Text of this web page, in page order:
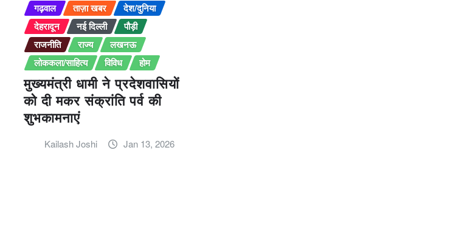
गढ़वाल
ताज़ा खबर
देश/दुनिया
देहरादून
नई दिल्ली
पौड़ी
राजनीति
राज्य
लखनऊ
लोककला/साहित्य
विविध होम
मुख्यमंत्री धामी ने प्रदेशवासियों
को दी मकर संक्रांति पर्व की
शुभकामनाएं
Kailash Joshi Jan 13, 2026